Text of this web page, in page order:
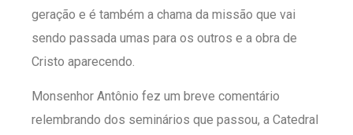
geração e é também a chama da missão que vai
sendo passada umas para os outros e a obra de
Cristo aparecendo.
Monsenhor Antônio fez um breve comentário
relembrando dos seminários que passou, a Catedral